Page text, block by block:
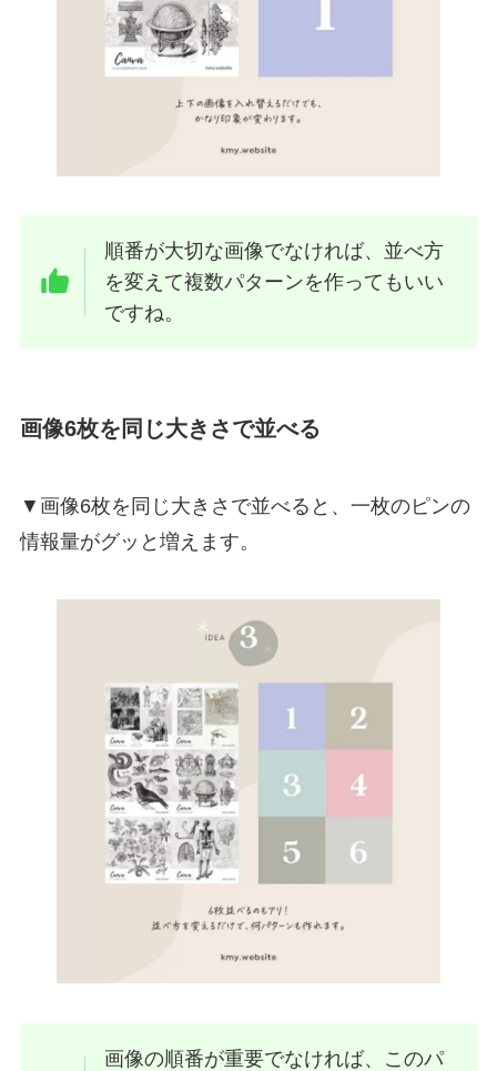
順番が大切な画像でなければ、並べ方
を変えて複数パターンを作ってもいい
ですね。
画像6枚を同じ大きさで並べる
▼画像6枚を同じ大きさで並べると、一枚のピンの
情報量がグッと増えます。
画像の順番が重要でなければ、このパ